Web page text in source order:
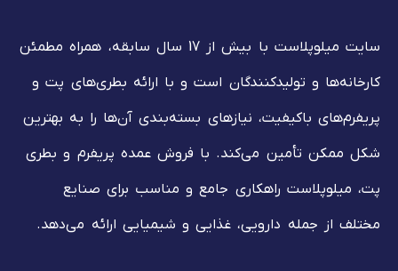
سایت میلوپلاست با بیش از 17 سال سابقه، همراه مطمئن
کارخانه‌ها و تولیدکنندگان است و با ارائه بطری‌های پت و
پریفرم‌های باکیفیت، نیازهای بسته‌بندی آن‌ها را به بهترین
شکل ممکن تأمین می‌کند. با فروش عمده پریفرم و بطری
پت، میلوپلاست راهکاری جامع و مناسب برای صنایع
مختلف از جمله دارویی، غذایی و شیمیایی ارائه می‌دهد.